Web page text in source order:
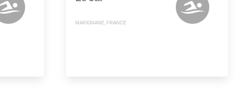
MARIGNANE, FRANCE